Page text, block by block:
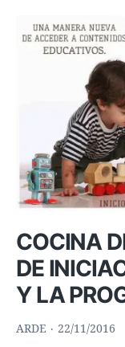
COCINA
DE
Y LA
ARDE 22/11/2016